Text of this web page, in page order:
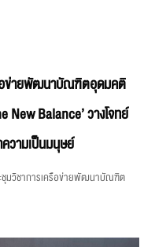
อข่ายพัฒนาบัณฑิตอุดมคติ
New Balance’ วางโจทย์
วามเป็นมนุษย์
ชุมวิชาการเครือข่ายพัฒนาบัณฑิต